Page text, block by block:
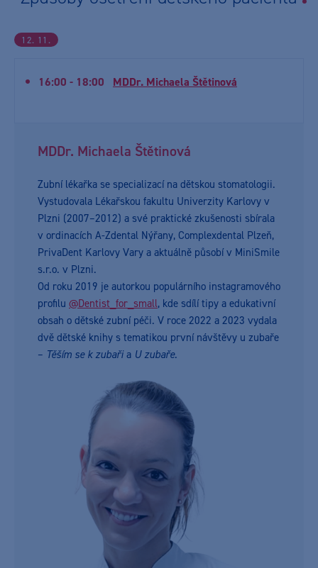
12. 11.
16:00 - 18:00 MDDr. Michaela Štětinová
MDDr. Michaela Štětinová
Zubní lékařka se specializací na dětskou stomatologii.
Vystudovala Lékařskou fakultu Univerzity Karlovy v
Plzni (2007–2012) a své praktické zkušenosti sbírala
v ordinacích A-Zdental Nýřany, Complexdental Plzeň,
PrivaDent Karlovy Vary a aktuálně působí v MiniSmile
s.r.o. v Plzni.
Od roku 2019 je autorkou populárního instagramového
profilu @Dentist_for_small, kde sdílí tipy a edukativní
obsah o dětské zubní péči. V roce 2022 a 2023 vydala
dvě dětské knihy s tematikou první návštěvy u zubaře
– Těším se k zubařia U zubaře.